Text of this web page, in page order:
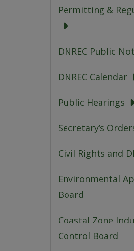
Permitting &
DNREC Public
DNREC Calendar
Public Hearings
Secretary’s
Civil Rights and
Environmental
Board
Coastal Zone
Control Board